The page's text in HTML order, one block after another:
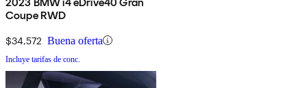
Coupe RWD
$34,572 Buena oferta
Incluye tarifas de conc.